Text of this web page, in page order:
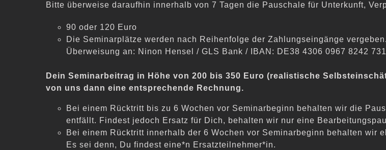
Bitte überweise daraufhin innerha lb von 7 Tagen die Pauschale für Unterkunft,
90 oder 120 Euro
Die Seminarplätze werden nach Reihenfolge der Zahlungseingänge vergeben.
Überweisung an: Ninon Hensel / GLS Bank / IBAN: DE38 4306 0967 8242
Dein Seminarbeitrag in Höhe von 200 bis 350 Euro (realistische
von uns dann eine entsprechende Rechnung.
Bei einem Rücktritt bis zu 6 Wochen vor Seminarbeginn behalten wir die
entfällt. Findest jedoch Ersatz für Dich, behalten wir nur eine
Bei einem Rücktritt innerhalb der 6 Wochen vor Seminarbeginn behalten
Es sei denn, Du findest eine*n Ersatzteilnehmer*in.